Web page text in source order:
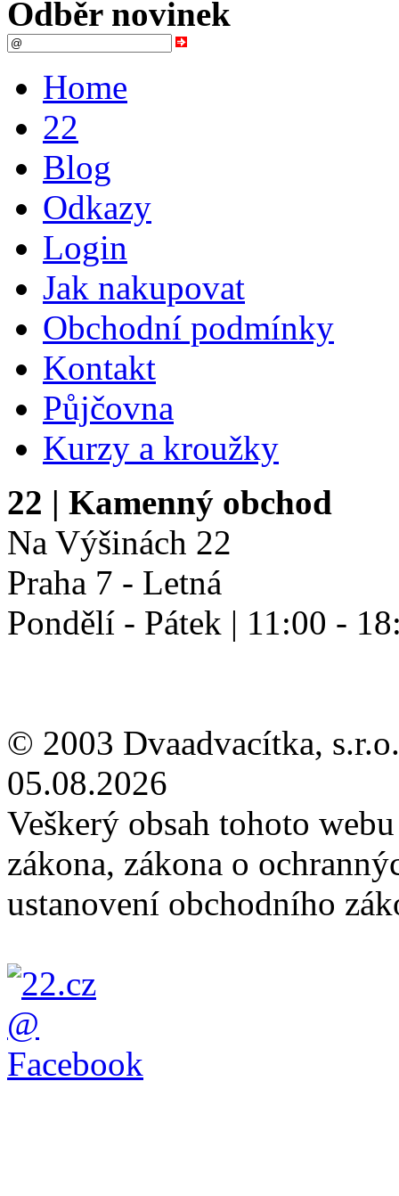
Odběr novinek
Home
22
Blog
Odkazy
Login
Jak nakupovat
Obchodní podmínky
Kontakt
Půjčovna
Kurzy a kroužky
22 | Kamenný obchod
Na Výšinách 22
Praha 7 - Letná
Pondělí - Pátek | 11:00 -
© 2003 Dvaadvacítka,
05.08.2026
Veškerý obsah tohoto
zákona, zákona o
ustanovení obchodního